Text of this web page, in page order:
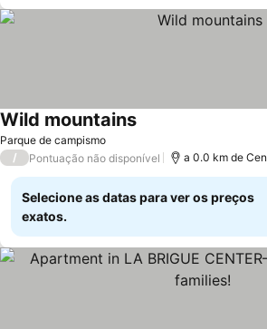
Parque de campismo
Wild mountains
/ Pontuação não disponível a 0.0 km de
Selecione as datas para ver os preços
exatos.